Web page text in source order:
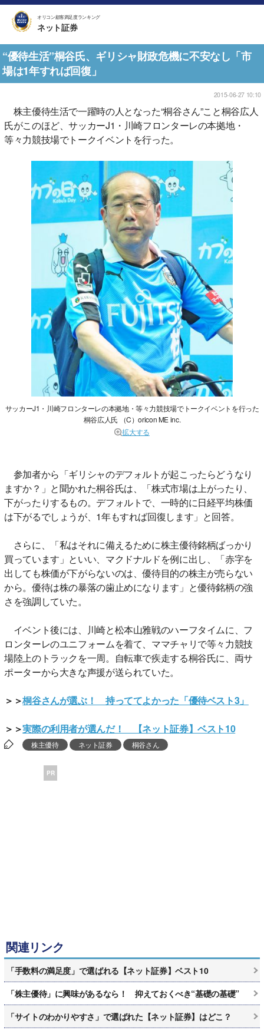
オリコン顧客満足度ランキング
ネット証券
“優待生活”桐谷氏、ギリシャ財政危機に不安なし「市
場は1年すれば回復」
2015-06-27 10:10
株主優待生活で一躍時の人となった“桐谷さん”こと桐谷広人
氏がこのほど、サッカーJ1・川崎フロンターレの本拠地・
等々力競技場でトークイベントを行った。
サッカーJ1・川崎フロンターレの本拠地・等々力競技場でトークイベントを行った
桐谷広人氏 （C）oricon ME inc.
拡大する
参加者から「ギリシャのデフォルトが起こったらどうなり
ますか？」と聞かれた桐谷氏は、「株式市場は上がったり、
下がったりするもの。デフォルトで、一時的に日経平均株価
は下がるでしょうが、1年もすれば回復します」と回答。
さらに、「私はそれに備えるために株主優待銘柄ばっかり
買っています」といい、マクドナルドを例に出し、「赤字を
出しても株価が下がらないのは、優待目的の株主が売らない
から。優待は株の暴落の歯止めになります」と優待銘柄の強
さを強調していた。
イベント後には、川崎と松本山雅戦のハーフタイムに、フ
ロンターレのユニフォームを着て、ママチャリで等々力競技
場陸上のトラックを一周。自転車で疾走する桐谷氏に、両サ
ポーターから大きな声援が送られていた。
＞＞桐谷さんが選ぶ！ 持っててよかった「優待ベスト3」
＞＞実際の利用者が選んだ！ 【ネット証券】ベスト10
株主優待 ネット証券 桐谷さん
PR
関連リンク
「手数料の満足度」で選ばれる【ネット証券】ベスト10
「株主優待」に興味があるなら！ 抑えておくべき“基礎の基礎”
「サイトのわかりやすさ」で選ばれた【ネット証券】はどこ？